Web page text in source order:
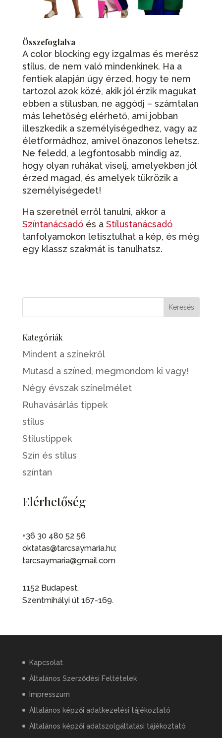
Összefoglalva
A color blocking egy izgalmas és merész
stílus, de nem való mindenkinek. Ha a
fentiek alapján úgy érzed, hogy te nem
tartozol azok közé, akik jól érzik magukat
ebben a stílusban, ne aggódj – számtalan
más lehetőség elérhető, ami jobban
illeszkedik a személyiségedhez, vagy az
életformádhoz, amivel önazonos lehetsz.
Ne feledd, a legfontosabb mindig az,
hogy olyan ruhákat viselj, amelyekben jól
érzed magad, és amelyek tükrözik a
személyiségedet!
Ha szeretnél erről tanulni, akkor a
Színtanácsadóés a Stílustanácsadó
tanfolyamokon letisztulhat a kép, és még
egy klassz szakmát is tanulhatsz.
Kategóriák
Mindent a színekről
Mutasd a színed, megmondom ki vagy!
Négy évszak színelmélet
Ruhavásárlás tippek
stílus
Stílustippek
Szín és stílus
színtan
Elérhetőség
+36 30 480 52 56
oktatas@tarcsaymaria.hu;
tarcsaymaria@gmail.com
1152 Budapest,
Szentmihályi út 167-169.
Kapcsolat
Általános Szerződési Feltételek
Impresszum
Általános képzői adatkezelési tájékoztató
Általános képzői adatszolgáltatási tájékoztató